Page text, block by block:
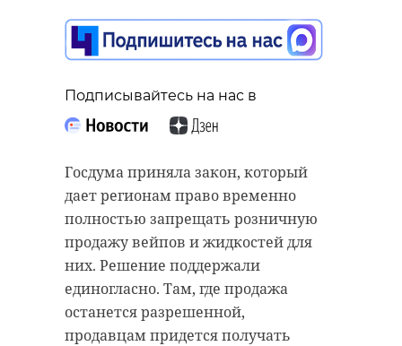
Подписывайтесь на нас в
Госдума приняла закон, который
дает регионам право временно
полностью запрещать розничную
продажу вейпов и жидкостей для
них. Решение поддержали
единогласно. Там, где продажа
останется разрешенной,
продавцам придется получать